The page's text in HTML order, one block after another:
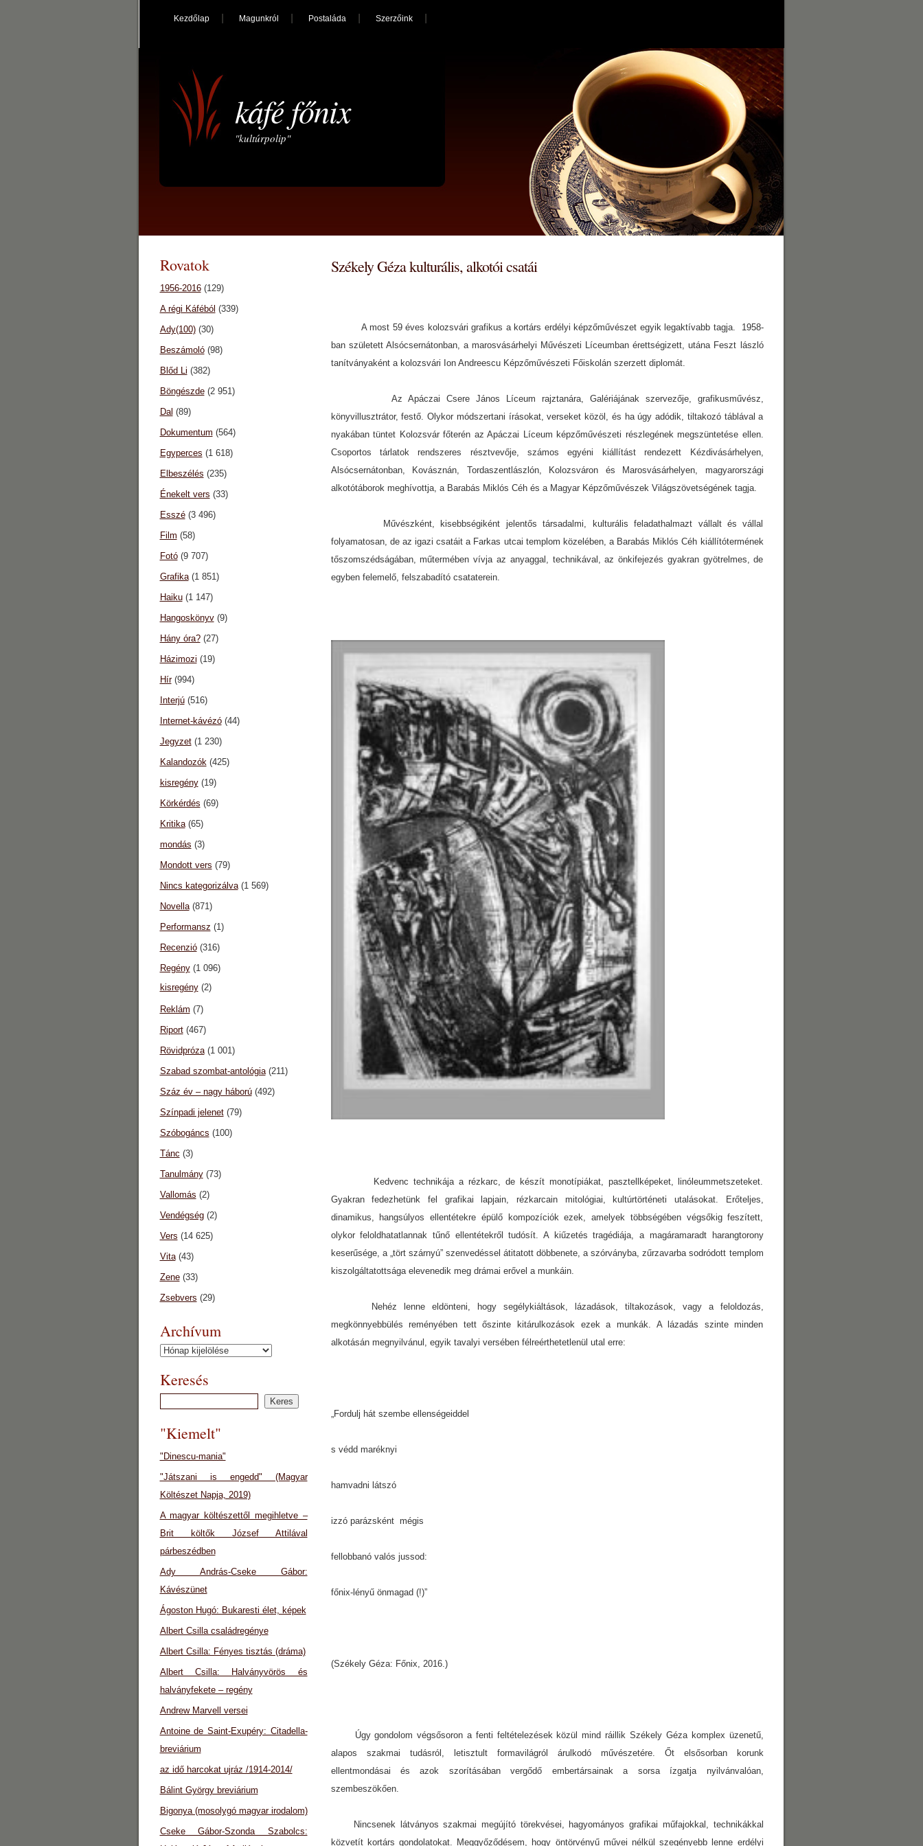
Kezdőlap Magunkról Postaláda Szerzőink
káfé főnix
"kultúrpolip"
Székely Géza kulturális, alkotói csatái
A most 59 éves kolozsvári grafikus a kortárs erdélyi képzőművészet egyik legaktívabb tagja. 1958-
ban született Alsócsernátonban, a marosvásárhelyi Művészeti Líceumban érettségizett, utána Feszt lászló
tanítványaként a kolozsvári Ion Andreescu Képzőművészeti Főiskolán szerzett diplomát.
Az Apáczai Csere János Líceum rajztanára, Galériájának szervezője, grafikusművész,
könyvillusztrátor, festő. Olykor módszertani írásokat, verseket közöl, és ha úgy adódik, tiltakozó táblával a
nyakában tüntet Kolozsvár főterén az Apáczai Líceum képzőművészeti részlegének megszüntetése ellen.
Csoportos tárlatok rendszeres résztvevője, számos egyéni kiállítást rendezett Kézdivásárhelyen,
Alsócsernátonban, Kovásznán, Tordaszentlászlón, Kolozsváron és Marosvásárhelyen, magyarországi
alkotótáborok meghívottja, a Barabás Miklós Céh és a Magyar Képzőművészek Világszövetségének tagja.
Művészként, kisebbségiként jelentős társadalmi, kulturális feladathalmazt vállalt és vállal
folyamatosan, de az igazi csatáit a Farkas utcai templom közelében, a Barabás Miklós Céh kiállítótermének
tőszomszédságában, műtermében vívja az anyaggal, technikával, az önkifejezés gyakran gyötrelmes, de
egyben felemelő, felszabadító csataterein.
Kedvenc technikája a rézkarc, de készít monotípiákat, pasztellképeket, linóleummetszeteket.
Gyakran fedezhetünk fel grafikai lapjain, rézkarcain mitológiai, kultúrtörténeti utalásokat. Erőteljes,
dinamikus, hangsúlyos ellentétekre épülő kompozíciók ezek, amelyek többségében végsőkig feszített,
olykor feloldhatatlannak tűnő ellentétekről tudósít. A kiűzetés tragédiája, a magáramaradt harangtorony
keserűsége, a „tört szárnyú” szenvedéssel átitatott döbbenete, a szórványba, zűrzavarba sodródott templom
kiszolgáltatottsága elevenedik meg drámai erővel a munkáin.
Nehéz lenne eldönteni, hogy segélykiáltások, lázadások, tiltakozások, vagy a feloldozás,
megkönnyebbülés reményében tett őszinte kitárulkozások ezek a munkák. A lázadás szinte minden
alkotásán megnyilvánul, egyik tavalyi versében félreérthetetlenül utal erre:
„Fordulj hát szembe ellenségeiddel
s védd maréknyi
hamvadni látszó
izzó parázsként mégis
fellobbanó valós jussod:
főnix-lényű önmagad (!)”
(Székely Géza: Főnix, 2016.)
Úgy gondolom végsősoron a fenti feltételezések közül mind ráillik Székely Géza komplex üzenetű,
alapos szakmai tudásról, letisztult formavilágról árulkodó művészetére. Őt elsősorban korunk
ellentmondásai és azok szorításában vergődő embertársainak a sorsa ízgatja nyilvánvalóan,
szembeszökően.
Nincsenek látványos szakmai megújító törekvései, hagyományos grafikai műfajokkal, technikákkal
közvetít kortárs gondolatokat. Meggyőződésem, hogy öntörvényű művei nélkül szegényebb lenne erdélyi
Rovatok
1956-2016(129)
A régi Káféból (339)
Ady(100)(30)
Beszámoló(98)
Blőd Li (382)
Böngészde(2 951)
Dal (89)
Dokumentum (564)
Egyperces (1 618)
Elbeszélés (235)
Énekelt vers (33)
Esszé(3 496)
Film (58)
Fotó(9 707)
Grafika(1 851)
Haiku(1 147)
Hangoskönyv(9)
Hány óra?(27)
Házimozi (19)
Hír(994)
Interjú(516)
Internet-kávézó(44)
Jegyzet(1 230)
Kalandozók(425)
kisregény(19)
Körkérdés (69)
Kritika(65)
mondás (3)
Mondott vers (79)
Nincs kategorizálva(1 569)
Novella(871)
Performansz (1)
Recenzió(316)
Regény(1 096)
kisregény(2)
Reklám (7)
Riport(467)
Rövidpróza(1 001)
Szabad szombat-antológia(211)
Száz év – nagy háború(492)
Színpadi jelenet(79)
Szóbogáncs (100)
Tánc (3)
Tanulmány(73)
Vallomás (2)
Vendégség(2)
Vers (14 625)
Vita(43)
Zene(33)
Zsebvers (29)
Archívum
Archívum
Keresés
"Kiemelt"
"Dinescu-mania"
"Játszani is engedd" (Magyar
Költészet Napja, 2019)
A magyar költészettől megihletve –
Brit költők József Attilával
párbeszédben
Ady András-Cseke Gábor:
Kávészünet
Ágoston Hugó: Bukaresti élet, képek
Albert Csilla családregénye
Albert Csilla: Fényes tisztás (dráma)
Albert Csilla: Halványvörös és
halványfekete – regény
Andrew Marvell versei
Antoine de Saint-Exupéry: Citadella-
breviárium
az idő harcokat ujráz /1914-2014/
Bálint György breviárium
Bigonya (mosolygó magyar irodalom)
Cseke Gábor-Szonda Szabolcs: